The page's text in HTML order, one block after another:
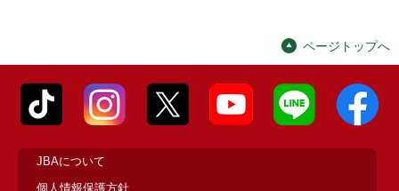
ページトップへ
JBAについて
個人情報保護方針